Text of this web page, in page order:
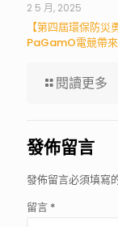
2 5 月, 2025
【第四屆環保防
PaGamO電競帶
閱讀更多
發佈留言
發佈留言必須填寫
留言 *